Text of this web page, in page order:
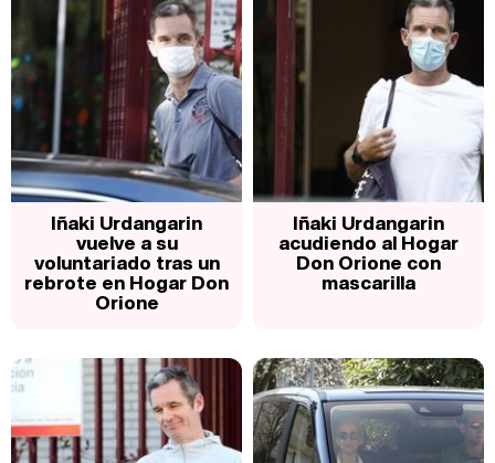
Iñaki Urdangarin
vuelve a su
voluntariado tras un
rebrote en Hogar Don
Orione
Iñaki Urdangarin
acudiendo al Hogar
Don Orione con
mascarilla